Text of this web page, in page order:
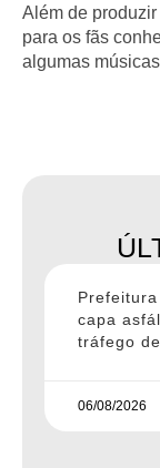
Além de
para os fãs
algumas
capa
tráfego
06/08/2026